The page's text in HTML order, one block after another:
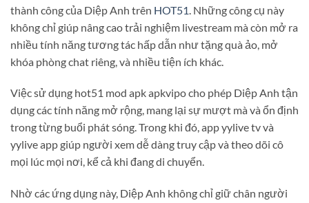
thành công của Diệp Anh trên HOT51 . Những công cụ này
không chỉ giúp nâng cao trải nghiệm livestream mà còn mở ra
nhiều tính năng tương tác hấp dẫn như tặng quà ảo, mở
khóa phòng chat riêng, và nhiều tiện ích khác.
Việc sử dụng hot51 mod apk apkvipo cho phép Diệp Anh tận
dụng các tính năng mở rộng, mang lại sự mượt mà và ổn định
trong từng buổi phát sóng. Trong khi đó, app yylive tv và
yylive app giúp người xem dễ dàng truy cập và theo dõi cô
mọi lúc mọi nơi, kể cả khi đang di chuyển.
Nhờ các ứng dụng này, Diệp Anh không chỉ giữ chân người